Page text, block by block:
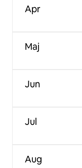
Apr
Maj
Jun
Jul
Aug